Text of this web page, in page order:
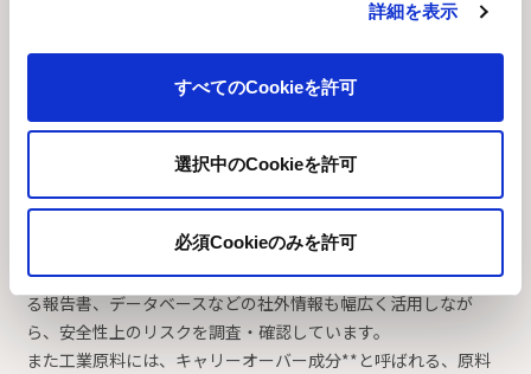
詳細を表示
すべてのCookieを許可
選択中のCookieを許可
必須Cookieのみを許可
スキンケア用品やおしりふき、衣類洗剤、洗浄・消毒用品等に
おいては、商品を販売する国ごとの規制を遵守することはもち
ろん、使用する成分の安全性情報を社内外問わず広く収集し、
かつその配合量や各商品の使用方法も加味して評価すること
成分選定にあたっては、皮膚一次刺激性、感作性、眼刺激性な
ど*有害性が無いことを確認するとともに、社内外の使用実績、
これまで積み重ねた社内評価試験データ、論文や公的機関によ
る報告書、データベースなどの社外情報も幅広く活用しなが
ら、安全性上のリスクを調査・確認しています。
また工業原料には、キャリーオーバー成分**と呼ばれる、原料